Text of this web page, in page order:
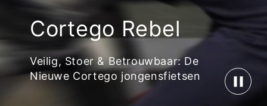
Cortego Rebel
Veilig, Stoer & Betrouwbaar: De
Nieuwe Cortego jongensfietsen